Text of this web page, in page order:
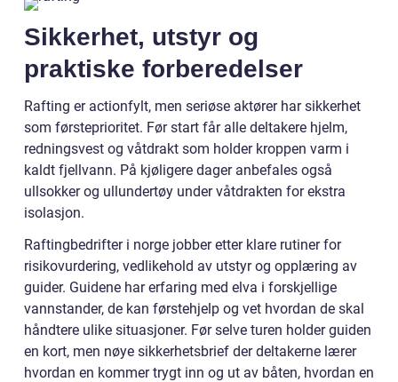
Sikkerhet, utstyr og
praktiske forberedelser
Rafting er actionfylt, men seriøse aktører har sikkerhet
som førsteprioritet. Før start får alle deltakere hjelm,
redningsvest og våtdrakt som holder kroppen varm i
kaldt fjellvann. På kjøligere dager anbefales også
ullsokker og ullundertøy under våtdrakten for ekstra
isolasjon.
Raftingbedrifter i norge jobber etter klare rutiner for
risikovurdering, vedlikehold av utstyr og opplæring av
guider. Guidene har erfaring med elva i forskjellige
vannstander, de kan førstehjelp og vet hvordan de skal
håndtere ulike situasjoner. Før selve turen holder guiden
en kort, men nøye sikkerhetsbrief der deltakerne lærer
hvordan en kommer trygt inn og ut av båten, hvordan en